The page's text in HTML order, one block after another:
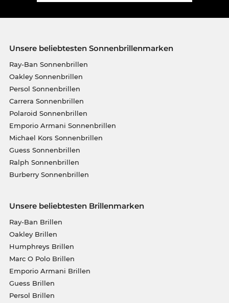
Unsere beliebtesten Sonnenbrillenmarken
Ray-Ban Sonnenbrillen
Oakley Sonnenbrillen
Persol Sonnenbrillen
Carrera Sonnenbrillen
Polaroid Sonnenbrillen
Emporio Armani Sonnenbrillen
Michael Kors Sonnenbrillen
Guess Sonnenbrillen
Ralph Sonnenbrillen
Burberry Sonnenbrillen
Unsere beliebtesten Brillenmarken
Ray-Ban Brillen
Oakley Brillen
Humphreys Brillen
Marc O Polo Brillen
Emporio Armani Brillen
Guess Brillen
Persol Brillen